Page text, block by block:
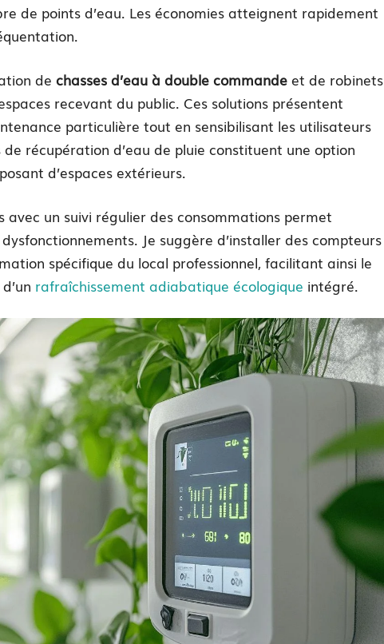
de points d’eau. Les économies atteignent rapidement
de chasses d’eau à double commande et de robinets
recevant du public. Ces solutions présentent
particulière tout en sensibilisant les utilisateurs
de récupération d’eau de pluie constituent une option
d’espaces extérieurs.
avec un suivi régulier des consommations permet
Je suggère d’installer des compteurs
spécifique du local professionnel, facilitant ainsi le
rafraîchissement adiabatique écologique intégré.